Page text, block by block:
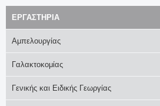
η
σ
η
EΡΓΑΣΤΗΡΙΑ
Αμπελουργίας
Γαλακτοκομίας
Γενικής και Ειδικής Γεωργίας